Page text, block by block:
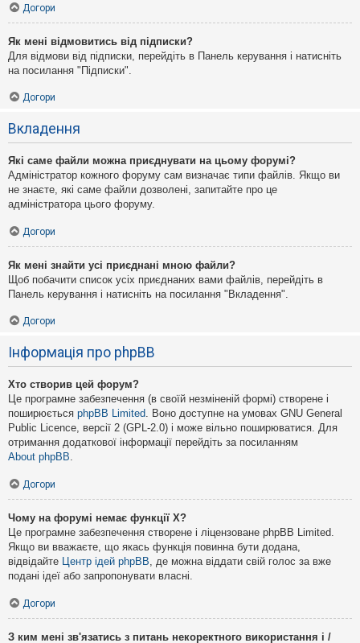
Догори
Як мені відмовитись від підписки?
Для відмови від підписки, перейдіть в Панель керування і натисніть
на посилання "Підписки".
Догори
Вкладення
Які саме файли можна приєднувати на цьому форумі?
Адміністратор кожного форуму сам визначає типи файлів. Якщо ви
не знаєте, які саме файли дозволені, запитайте про це
адміністратора цього форуму.
Догори
Як мені знайти усі приєднані мною файли?
Щоб побачити список усіх приєднаних вами файлів, перейдіть в
Панель керування і натисніть на посилання "Вкладення".
Догори
Інформація про phpBB
Хто створив цей форум?
Це програмне забезпечення (в своїй незміненій формі) створене і
поширюється phpBB Limited. Воно доступне на умовах GNU General
Public Licence, версії 2 (GPL-2.0) і може вільно поширюватися. Для
отримання додаткової інформації перейдіть за посиланням
About phpBB.
Догори
Чому на форумі немає функції X?
Це програмне забезпечення створене і ліцензоване phpBB Limited.
Якщо ви вважаєте, що якась функція повинна бути додана,
відвідайте Центр ідей phpBB, де можна віддати свій голос за вже
подані ідеї або запропонувати власні.
Догори
З ким мені зв'язатись з питань некоректного використання і /